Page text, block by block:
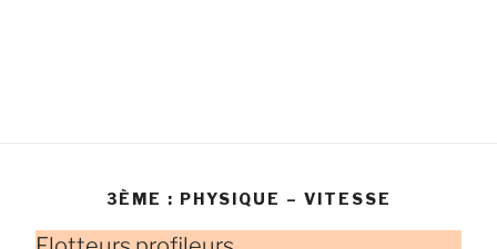
3ÈME : PHYSIQUE – VITESSE